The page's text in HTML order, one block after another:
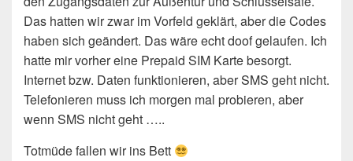
Das hatten wir zwar im Vorfeld geklärt, aber die Codes
haben sich geändert. Das wäre echt doof gelaufen. Ich
hatte mir vorher eine Prepaid SIM Karte besorgt.
Internet bzw. Daten funktionieren, aber SMS geht nicht.
Telefonieren muss ich morgen mal probieren, aber
wenn SMS nicht geht …..
Totmüde fallen wir ins Bett